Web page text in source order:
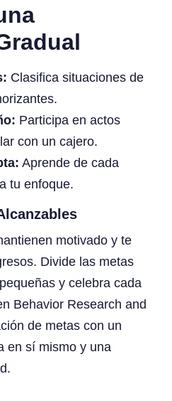
Clasifica situaciones de
Participa en actos
con un cajero.
Aprende de cada
tu enfoque.
motivado y te
Divide las metas
y celebra cada
Behavior Research and
de metas con un
en sí mismo y una